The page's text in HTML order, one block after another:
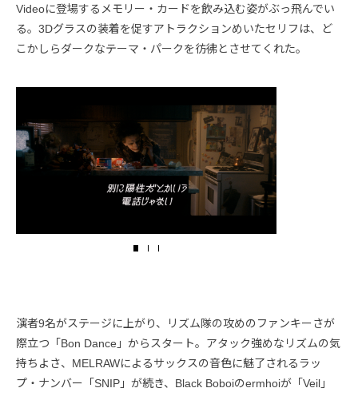
Videoに登場するメモリー・カードを飲み込む姿がぶっ飛んでい
る。3Dグラスの装着を促すアトラクションめいたセリフは、ど
こかしらダークなテーマ・パークを彷彿とさせてくれた。
演者9名がステージに上がり、リズム隊の攻めのファンキーさが
際立つ「Bon Dance」からスタート。アタック強めなリズムの気
持ちよさ、MELRAWによるサックスの音色に魅了されるラッ
プ・ナンバー「SNIP」が続き、Black Boboiのermhoiが「Veil」